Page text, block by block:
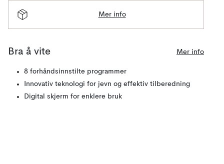
Mer info
Bra å vite Mer info
8 forhåndsinnstilte programmer
Innovativ teknologi for jevn og effektiv tilberedning
Digital skjerm for enklere bruk